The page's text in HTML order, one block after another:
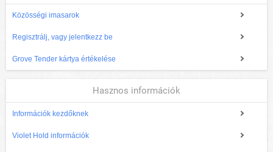
Közösségi imasarok
Regisztrálj, vagy jelentkezz be
Grove Tender kártya értékelése
Hasznos információk
Információk kezdőknek
Violet Hold információk